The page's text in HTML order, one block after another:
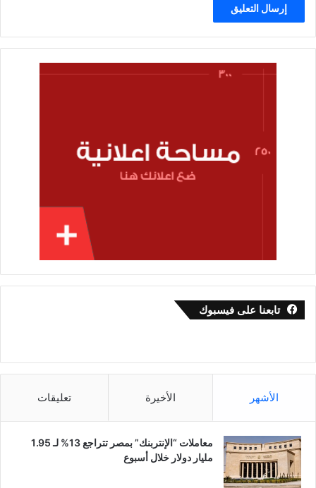
تابعنا على فيسبوك
الأشهر الأخيرة تعليقات
معاملات “الإنتربنك” بمصر تتراجع 13% لـ 1.95
مليار دولار خلال أسبوع